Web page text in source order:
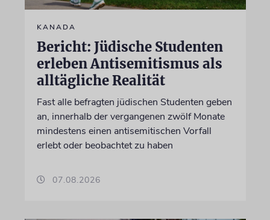
KANADA
Bericht: Jüdische Studenten
erleben Antisemitismus als
alltägliche Realität
Fast alle befragten jüdischen Studenten geben
an, innerhalb der vergangenen zwölf Monate
mindestens einen antisemitischen Vorfall
erlebt oder beobachtet zu haben
07.08.2026